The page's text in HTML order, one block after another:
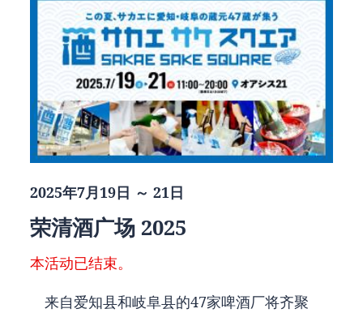
2025年7月19日 ～ 21日
荣清酒广场 2025
本活动已结束。
来自爱知县和岐阜县的47家啤酒厂将齐聚